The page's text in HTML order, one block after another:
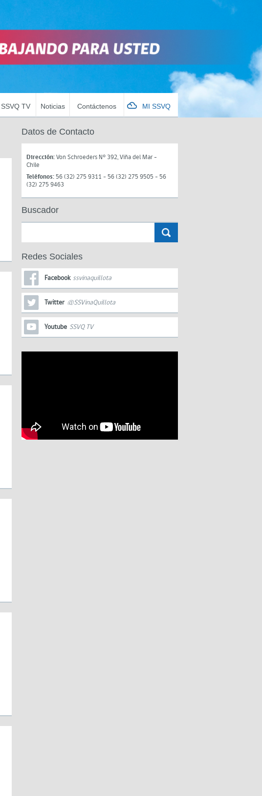
SSVQ TV Noticias Contáctenos MI SSVQ
Datos de Contacto
Dirección:Von Schroeders N° 392, Viña del Mar -
Chile
Teléfonos: 56 (32) 275 9311 - 56 (32) 275 9505 - 56
(32) 275 9463
Buscador
Redes Sociales
Facebook ssvinaquillota
Twitter @SSVinaQuillota
Youtube SSVQ TV